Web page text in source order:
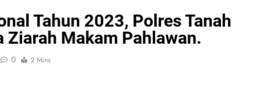
Bulan Bakti Pramuka 2026, Lapas Pasir Pengaraian Perkuat Sinergi
19 Jam Lalu
PUPR Rohul Pimpin Bakti Sosial, Daur Ulang Aspal untuk
Tahun 2023, Polres Tanah
Ziarah Makam Pahlawan.
0 2 Mins